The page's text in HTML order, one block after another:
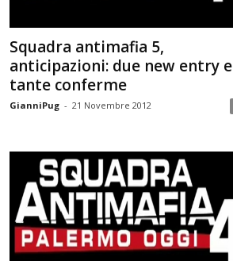
Squadra antimafia 5,
anticipazioni: due new entry e
tante conferme
GianniPug - 21 Novembre 2012